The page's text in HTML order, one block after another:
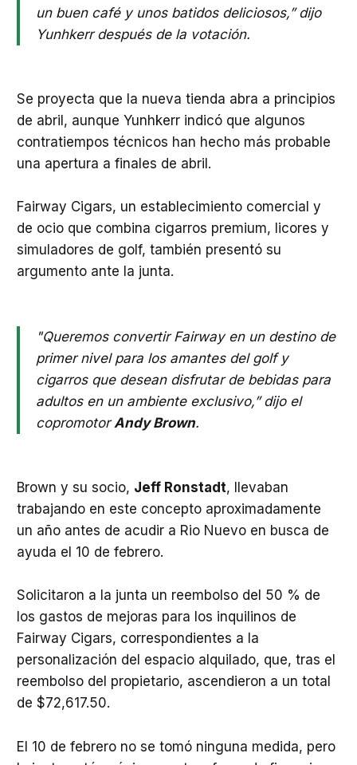
un buen café y unos batidos deliciosos,” dijo
Yunhkerr después de la votación.
Se proyecta que la nueva tienda abra a principios
de abril, aunque Yunhkerr indicó que algunos
contratiempos técnicos han hecho más probable
una apertura a finales de abril.
Fairway Cigars, un establecimiento comercial y
de ocio que combina cigarros premium, licores y
simuladores de golf, también presentó su
argumento ante la junta.
"Queremos convertir Fairway en un destino de
primer nivel para los amantes del golf y
cigarros que desean disfrutar de bebidas para
adultos en un ambiente exclusivo,” dijo el
copromotorAndy Brown.
Brown y su socio, Jeff Ronstadt, llevaban
trabajando en este concepto aproximadamente
un año antes de acudir a Rio Nuevo en busca de
ayuda el 10 de febrero.
Solicitaron a la junta un reembolso del 50 % de
los gastos de mejoras para los inquilinos de
Fairway Cigars, correspondientes a la
personalización del espacio alquilado, que, tras el
reembolso del propietario, ascendieron a un total
de $72,617.50.
El 10 de febrero no se tomó ninguna medida, pero